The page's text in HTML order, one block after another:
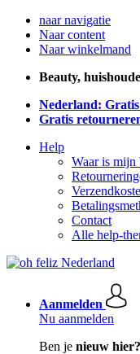
naar navigatie
Naar content
Naar winkelmand
Beauty,
Nederland:
Gratis
Help
Waar is mijn
Contact
Alle help-
Aanmelden
Nu aanmelden
Ben je nieuw hier?